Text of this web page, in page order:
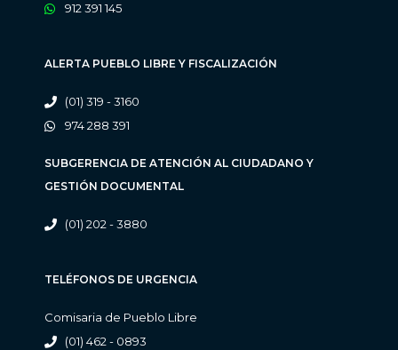
912 391 145
ALERTA PUEBLO LIBRE Y FISCALIZACIÓN
(01) 319 - 3160
974 288 391
SUBGERENCIA DE ATENCIÓN AL CIUDADANO Y
GESTIÓN DOCUMENTAL
(01) 202 - 3880
TELÉFONOS DE URGENCIA
Comisaria de Pueblo Libre
(01) 462 - 0893